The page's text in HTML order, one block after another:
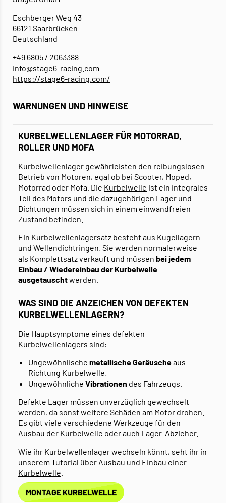
Eschberger Weg 43
66121 Saarbrücken
Deutschland
+49 6805 / 2063388
info@stage6-racing.com
https://stage6-racing.com/
WARNUNGEN UND HINWEISE
KURBELWELLENLAGER FÜR MOTORRAD,
ROLLER UND MOFA
Kurbelwellenlager gewährleisten den reibungslosen
Betrieb von Motoren, egal ob bei Scooter, Moped,
Motorrad oder Mofa. Die Kurbelwelle ist ein integrales
Teil des Motors und die dazugehörigen Lager und
Dichtungen müssen sich in einem einwandfreien
Zustand befinden.
Ein Kurbelwellenlagersatz besteht aus Kugellagern
und Wellendichtringen. Sie werden normalerweise
als Komplettsatz verkauft und müssen bei jedem
Einbau / Wiedereinbau der Kurbelwelle
ausgetauschtwerden.
WAS SIND DIE ANZEICHEN VON DEFEKTEN
KURBELWELLENLAGERN?
Die Hauptsymptome eines defekten
Kurbelwellenlagers sind:
Ungewöhnlische metallische Geräuscheaus
Richtung Kurbelwelle.
Ungewöhnliche Vibrationen des Fahrzeugs.
Defekte Lager müssen unverzüglich gewechselt
werden, da sonst weitere Schäden am Motor drohen.
Es gibt viele verschiedene Werkzeuge für den
Ausbau der Kurbelwelle oder auch Lager-Abzieher.
Wie ihr Kurbelwellenlager wechseln könnt, seht ihr in
unserem Tutorial über Ausbau und Einbau einer
Kurbelwelle
MONTAGE KURBELWELLE